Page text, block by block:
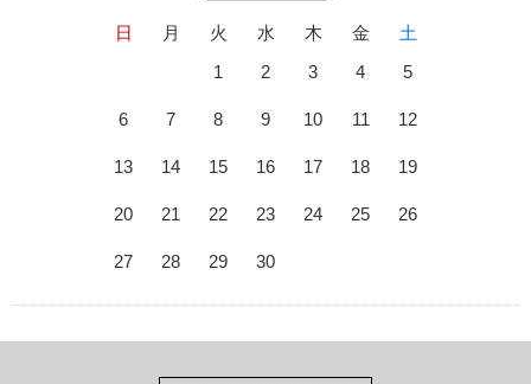
日 月 火 水 木 金
土
1
2 3 4 5
6 7 8 9 10 11 12
13 14 15 16 17 18 19
20 21 22 23 24 25 26
27 28 29 30